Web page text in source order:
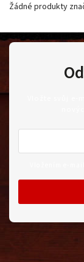
Žádné produkty